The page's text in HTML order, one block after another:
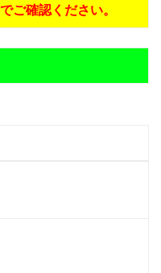
ご確認ください。